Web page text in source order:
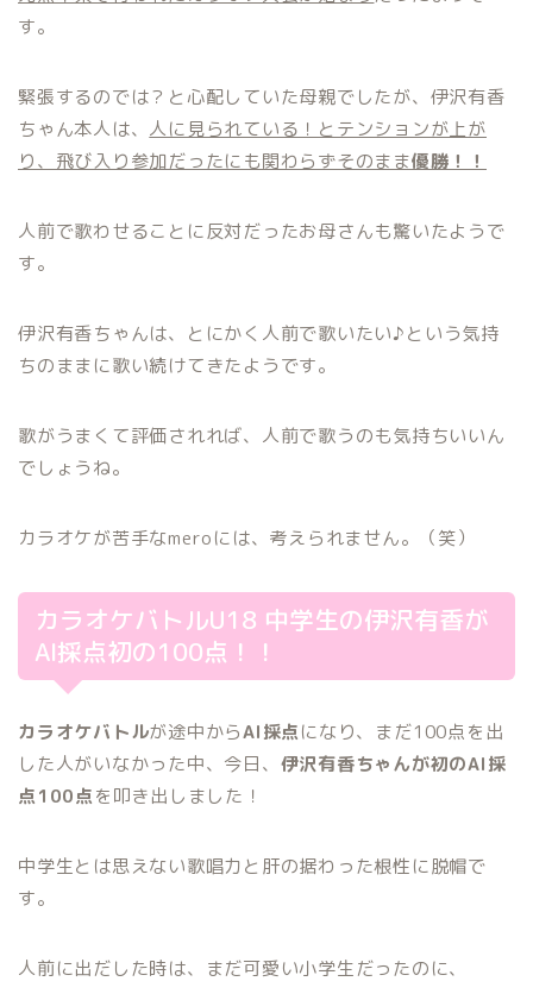
す。
緊張するのでは？と心配していた母親でしたが、伊沢有香
ちゃん本人は、 人に見られている！とテンションが上が
り、飛び入り参加だったにも関わらずそのまま優勝！！
人前で歌わせることに反対だったお母さんも驚いたようで
す。
伊沢有香ちゃんは、とにかく 人前で歌いたい♪という気持
ちのままに歌い続けてきたようです。
歌がうまくて評価されれば、人前で歌うのも気持ちいいん
でしょうね。
カラオケが苦手なmeroには、考えられません。（笑）
カラオケバトルU18 中学生の伊沢有香が
AI採点初の100点！！
カラオケバトルが途中からAI採点になり、まだ100点を出
した人がいなかった中、今日、 伊沢有香ちゃんが初のAI採
点100点を叩き出しました！
中学生とは思えない歌唱力と肝の据わった根性に脱帽で
す。
人前に出だした時は、まだ可愛い小学生だったのに、